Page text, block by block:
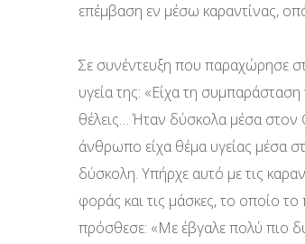
επέμβαση εν μέσω καραντίνας,
Σε συνέντευξη που παραχώρησε
υγεία της: «Είχα τη
θέλεις… Ήταν δύσκολα μέσα στον
άνθρωπο είχα θέμα υγείας μέσα
δύσκολη. Υπήρχε αυτό με τις
φοράς και τις μάσκες, το οποίο
πρόσθεσε: «Με έβγαλε πολύ πιο